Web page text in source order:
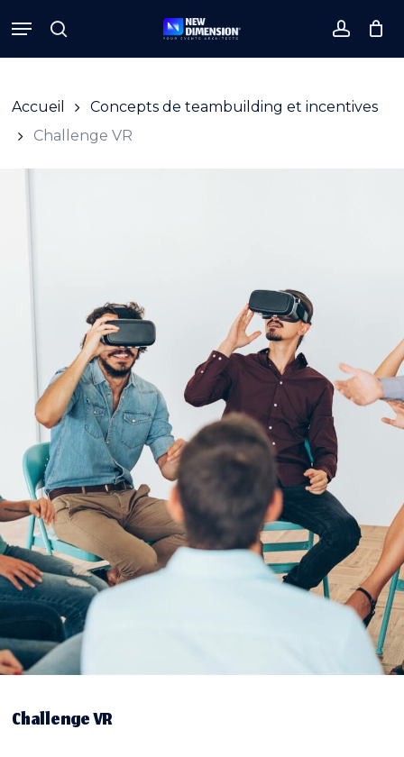
to
main
search
Menu
Cart Close
Cart
Accueil
Concepts de teambuilding et incentives
Challenge VR
Challenge VR